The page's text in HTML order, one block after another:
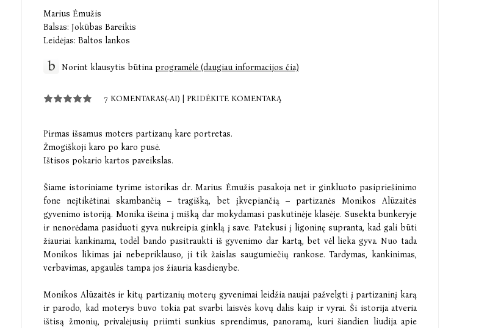
Marius Ėmužis
Balsas: Jokūbas Bareikis
Leidėjas: Baltos lankos
Norint klausytis būtinaprogramėlė (daugiau informacijos čia)
7 KOMENTARAS(-AI) PRIDĖKITE KOMENTARĄ
Pirmas išsamus moters partizanų kare portretas.
Žmogiškoji karo po karo pusė.
Ištisos pokario kartos paveikslas.
Šiame istoriniame tyrime istorikas dr. Marius Ėmužis pasakoja net ir ginkluoto pasipriešinimo
fone neįtikėtinai skambančią – tragišką, bet įkvepiančią – partizanės Monikos Alūzaitės
gyvenimo istoriją. Monika išeina į mišką dar mokydamasi paskutinėje klasėje. Susekta bunkeryje
ir nenorėdama pasiduoti gyva nukreipia ginklą į save. Patekusi į ligoninę supranta, kad gali būti
žiauriai kankinama, todėl bando pasitraukti iš gyvenimo dar kartą, bet vėl lieka gyva. Nuo tada
Monikos likimas jai nebepriklauso, ji tik žaislas saugumiečių rankose. Tardymas, kankinimas,
verbavimas, apgaulės tampa jos žiauria kasdienybe.
Monikos Alūzaitės ir kitų partizanių moterų gyvenimai leidžia naujai pažvelgti į partizaninį karą
ir parodo, kad moterys buvo tokia pat svarbi laisvės kovų dalis kaip ir vyrai. Ši istorija atveria
ištisą žmonių, privalėjusių priimti sunkius sprendimus, panoramą, kuri šiandien liudija apie